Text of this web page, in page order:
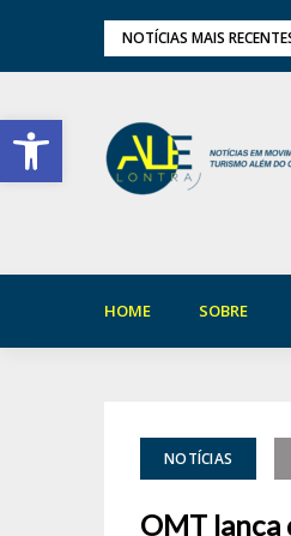
Barra de Ferramentas Aberta
NOTÍCIAS MAIS
em Areia
HOME SOBRE
NOTÍCIAS
OMT